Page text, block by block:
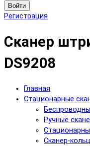
Войти
Регистрация
Сканер
DS9208
Главная
Стационарные
Ручные
Сканер-